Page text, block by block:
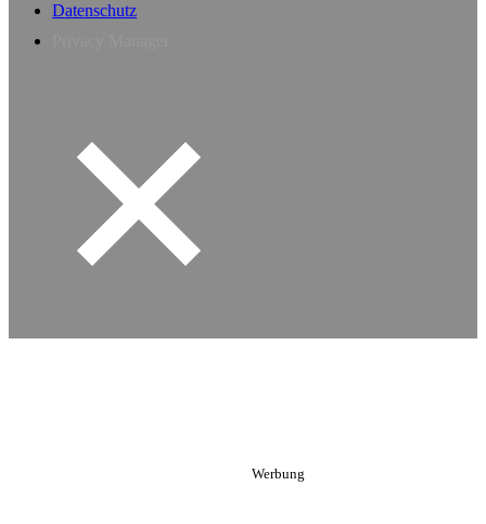
Datenschutz